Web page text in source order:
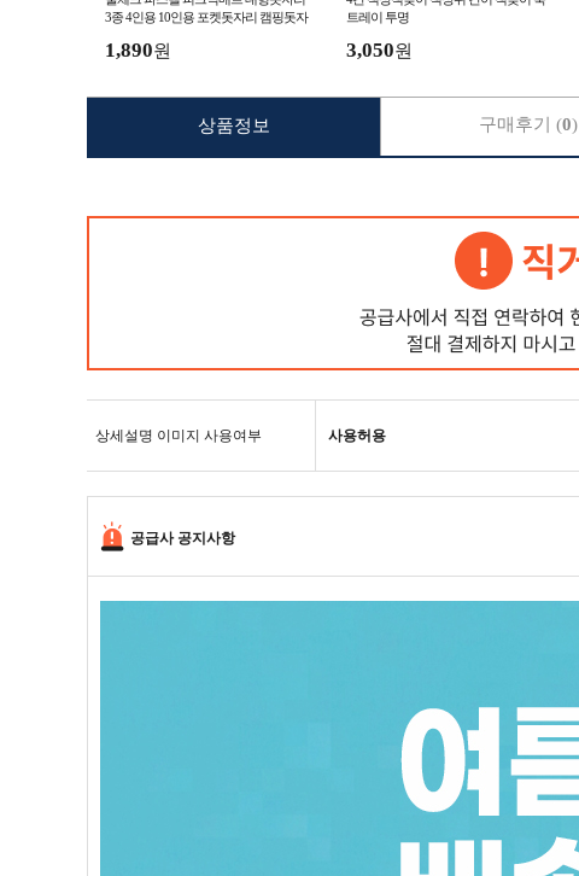
3종 4인용 10인용 포켓돗자리 캠핑돗자
1,890원
트레이 투명
3,050원
상세설명 이미지 사용여부 사용허용
공급사 공지사항
상품정보 구매후기 (0)